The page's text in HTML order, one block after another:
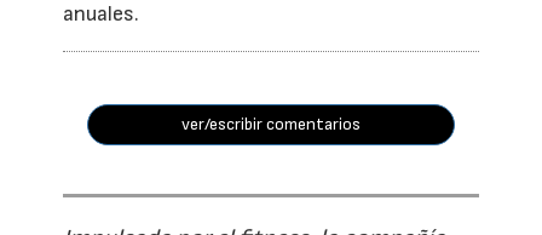
anuales.
ver/escribir comentarios